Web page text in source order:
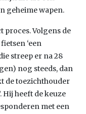
geheime wapen.
proces. Volgens de
‘een
streep er na 28
nog steeds, dan
de toezichthouder
Hij heeft de keuze
met een